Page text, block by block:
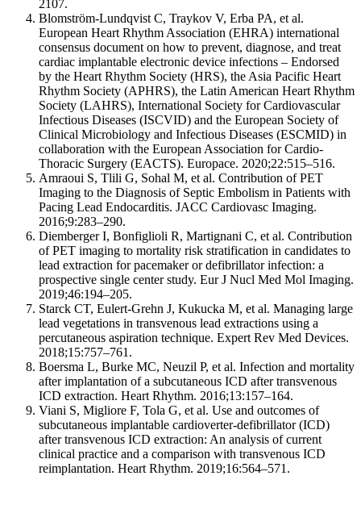
2107.
Blomström-Lundqvist C, Traykov V, Erba PA, et al.
European Heart Rhythm Association (EHRA) international
consensus document on how to prevent, diagnose, and treat
cardiac implantable electronic device infections – Endorsed
by the Heart Rhythm Society (HRS), the Asia Pacific Heart
Rhythm Society (APHRS), the Latin American Heart Rhythm
Society (LAHRS), International Society for Cardiovascular
Infectious Diseases (ISCVID) and the European Society of
Clinical Microbiology and Infectious Diseases (ESCMID) in
collaboration with the European Association for Cardio-
Thoracic Surgery (EACTS). Europace. 2020;22:515–516.
Amraoui S, Tlili G, Sohal M, et al. Contribution of PET
Imaging to the Diagnosis of Septic Embolism in Patients with
Pacing Lead Endocarditis. JACC Cardiovasc Imaging.
2016;9:283–290.
Diemberger I, Bonfiglioli R, Martignani C, et al. Contribution
of PET imaging to mortality risk stratification in candidates to
lead extraction for pacemaker or defibrillator infection: a
prospective single center study. Eur J Nucl Med Mol Imaging.
2019;46:194–205.
Starck CT, Eulert-Grehn J, Kukucka M, et al. Managing large
lead vegetations in transvenous lead extractions using a
percutaneous aspiration technique. Expert Rev Med Devices.
2018;15:757–761.
Boersma L, Burke MC, Neuzil P, et al. Infection and mortality
after implantation of a subcutaneous ICD after transvenous
ICD extraction. Heart Rhythm. 2016;13:157–164.
Viani S, Migliore F, Tola G, et al. Use and outcomes of
subcutaneous implantable cardioverter-defibrillator (ICD)
after transvenous ICD extraction: An analysis of current
clinical practice and a comparison with transvenous ICD
reimplantation. Heart Rhythm. 2019;16:564–571.